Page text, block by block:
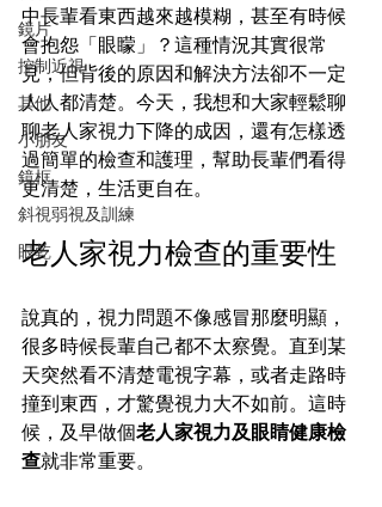
鏡片
控制近視
其他
小朋友
鏡框
斜視弱視及訓練
眼乾
中長輩看東西越來越模糊，甚至有時候
會抱怨「眼矇」？這種情況其實很常
見，但背後的原因和解決方法卻不一定
人人都清楚。今天，我想和大家輕鬆聊
聊老人家視力下降的成因，還有怎樣透
過簡單的檢查和護理，幫助長輩們看得
更清楚，生活更自在。
老人家視力檢查的重要性
說真的，視力問題不像感冒那麼明顯，
很多時候長輩自己都不太察覺。直到某
天突然看不清楚電視字幕，或者走路時
撞到東西，才驚覺視力大不如前。這時
候，及早做個老人家視力及眼睛健康檢
查就非常重要。